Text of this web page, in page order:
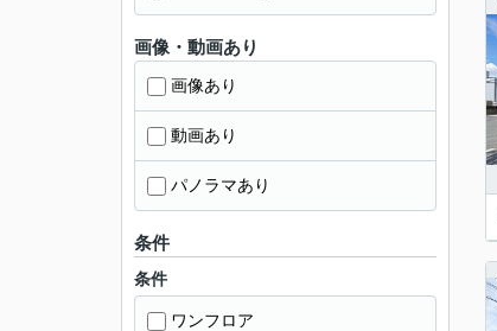
画像・動画あり
画像あり
動画あり
パノラマあり
条件
条件
ワンフロア